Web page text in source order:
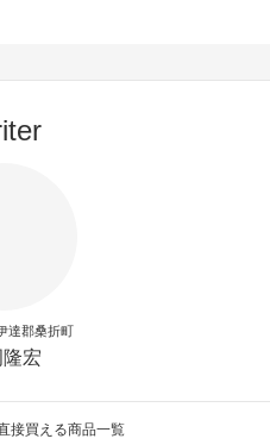
達郡桑折町
宏
接買える商品一覧